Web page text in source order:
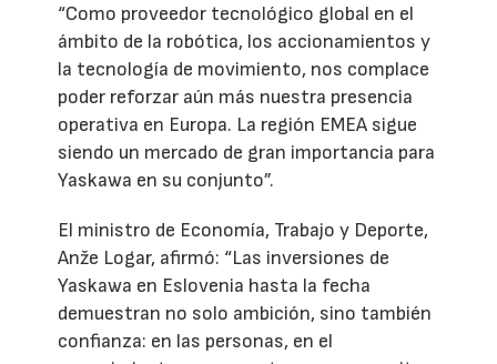
“Como proveedor tecnológico global en el
ámbito de la robótica, los accionamientos y
la tecnología de movimiento, nos complace
poder reforzar aún más nuestra presencia
operativa en Europa. La región EMEA sigue
siendo un mercado de gran importancia para
Yaskawa en su conjunto”.
El ministro de Economía, Trabajo y Deporte,
Anže Logar, afirmó: “Las inversiones de
Yaskawa en Eslovenia hasta la fecha
demuestran no solo ambición, sino también
confianza: en las personas, en el